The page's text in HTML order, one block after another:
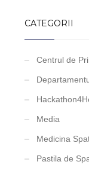
CATEGORII
Centrul de
Media
Medicina
Pastila de